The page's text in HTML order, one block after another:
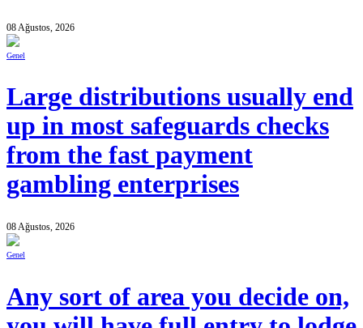
08 Ağustos, 2026
Genel
Large distributions usually end
up in most safeguards checks
from the fast payment
gambling enterprises
08 Ağustos, 2026
Genel
Any sort of area you decide on,